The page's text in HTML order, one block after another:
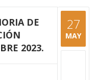
DE
2023.
27
MAY